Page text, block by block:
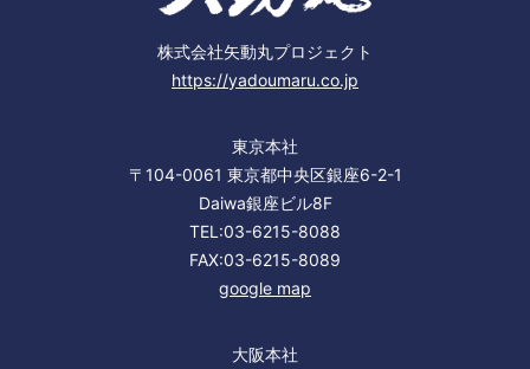
株式会社矢動丸プロジェクト
https://yadoumaru.co.jp
東京本社
〒104-0061 東京都中央区銀座6-2-1
Daiwa銀座ビル8F
TEL:03-6215-8088
FAX:03-6215-8089
google map
大阪本社